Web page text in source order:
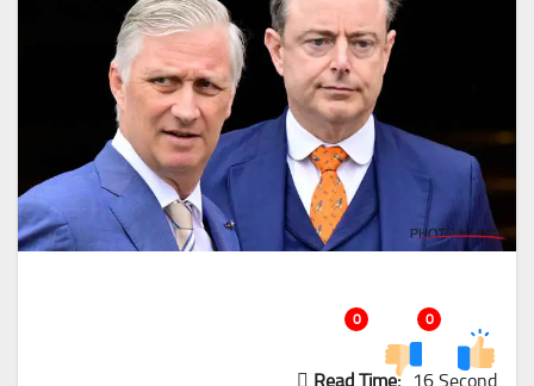
0
0